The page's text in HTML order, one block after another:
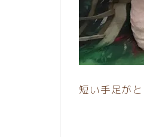
短い手足が